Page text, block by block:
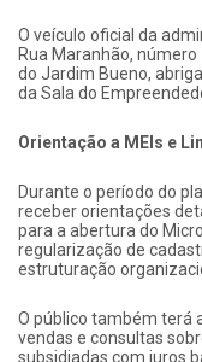
O veículo oficial da
Rua Maranhão,
do Jardim Bueno,
da Sala do
Orientação a MEIs e
Durante o período do
receber orientações
para a abertura do
regularização de
estruturação
O público também terá
vendas e consultas
subsidiadas com juros